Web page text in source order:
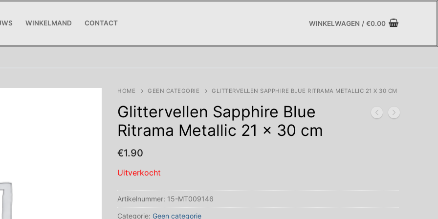
WINKELMAND CONTACT WINKELWAGEN / €0.00
HOME GEEN CATEGORIE GLITTERVELLEN SAPPHIRE BLUE RITRAMA METALLIC 21 X 30 CM
Glittervellen Sapphire Blue
Ritrama Metallic 21 x 30 cm
€1.90
Uitverkocht
Artikelnummer: 15-MT009146
Categorie: Geen categorie